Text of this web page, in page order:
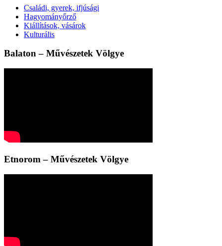
Családi, gyerek, ifjúsági
Hagyományőrző
Kiállítások, vásárok
Kulturális
Balaton – Művészetek Völgye
Etnorom – Művészetek Völgye